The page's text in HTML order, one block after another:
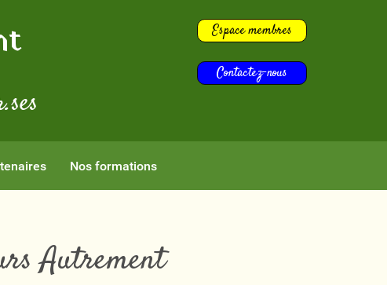
Espace membres
Contactez-nous
Nos formations
Autrement